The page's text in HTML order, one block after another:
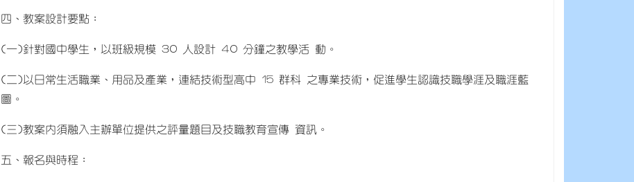
四、教案設計要點：
(一)針對國中學生，以班級規模 30 人設計 40 分鐘之教學活 動。
(二)以日常生活職業、用品及產業，連結技術型高中 15 群科 之專業技術，促進學生認識技職學涯及職涯藍
圖。
(三)教案內須融入主辦單位提供之評量題目及技職教育宣傳 資訊。
五、報名與時程：